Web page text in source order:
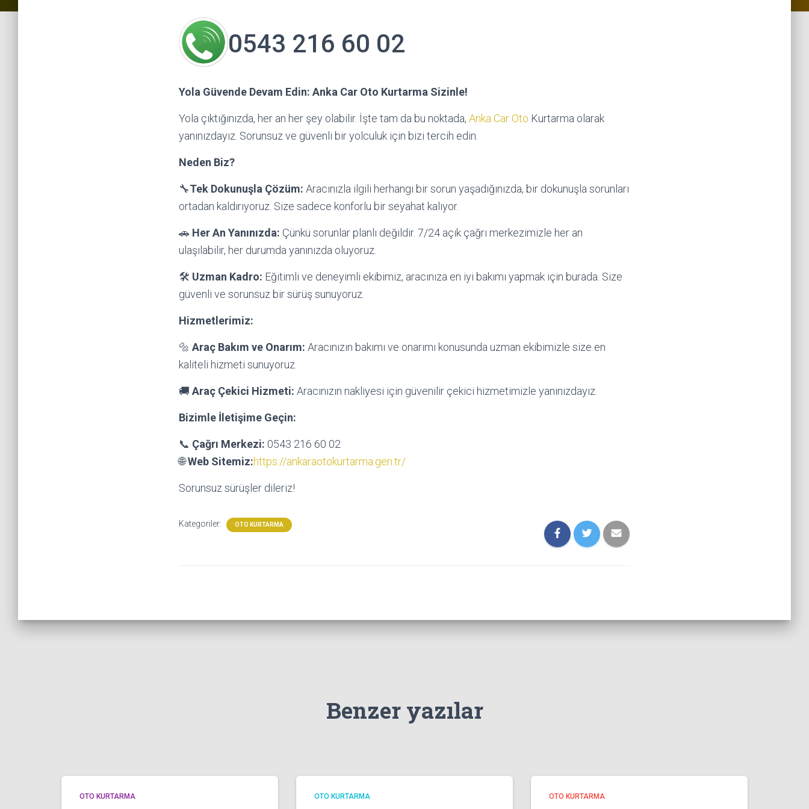
0543 216 60 02
Yola Güvende Devam Edin: Anka Car Oto Kurtarma Sizinle!
Yola çıktığınızda, her an her şey olabilir. İşte tam da bu noktada, Anka Car Oto Kurtarma olarak
yanınızdayız. Sorunsuz ve güvenli bir yolculuk için bizi tercih edin.
Neden Biz?
🔧Tek Dokunuşla Çözüm: Aracınızla ilgili herhangi bir sorun yaşadığınızda, bir dokunuşla sorunları
ortadan kaldırıyoruz. Size sadece konforlu bir seyahat kalıyor.
🚗 Her An Yanınızda: Çünkü sorunlar planlı değildir. 7/24 açık çağrı merkezimizle her an
ulaşılabilir, her durumda yanınızda oluyoruz.
🛠️ Uzman Kadro: Eğitimli ve deneyimli ekibimiz, aracınıza en iyi bakımı yapmak için burada. Size
güvenli ve sorunsuz bir sürüş sunuyoruz.
Hizmetlerimiz:
🔩 Araç Bakım ve Onarım: Aracınızın bakımı ve onarımı konusunda uzman ekibimizle size en
kaliteli hizmeti sunuyoruz.
🚚 Araç Çekici Hizmeti: Aracınızın nakliyesi için güvenilir çekici hizmetimizle yanınızdayız.
Bizimle İletişime Geçin:
📞 Çağrı Merkezi: 0543 216 60 02
🌐Web Sitemiz:https://ankaraotokurtarma.gen.tr/
Sorunsuz sürüşler dileriz!
Kategoriler: OTO KURTARMA
Benzer yazılar
OTO KURTARMA OTO KURTARMA OTO KURTARMA